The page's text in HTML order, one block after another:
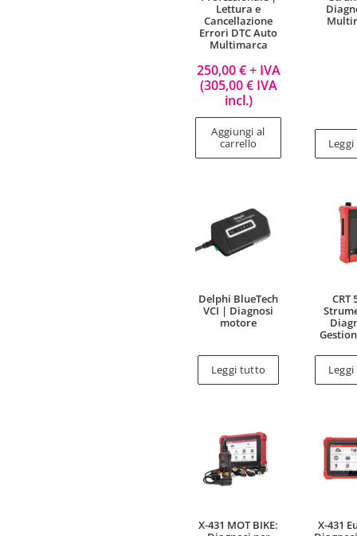
Lettura e
Cancellazione
Errori DTC Auto
Multimarca
250,00€+ IVA
(305,00€IVA
incl.)
Aggiungi al
carrello
Delphi BlueTech
VCI | Diagnosi
motore
Leggi tutto
CRT
X-431 MOT BIKE:
X-431